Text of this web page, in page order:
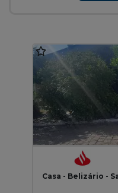
Casa - Belizário -